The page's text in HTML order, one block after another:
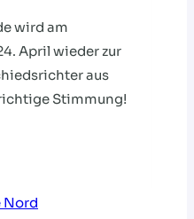
wird am
April wieder zur
aus
Stimmung!